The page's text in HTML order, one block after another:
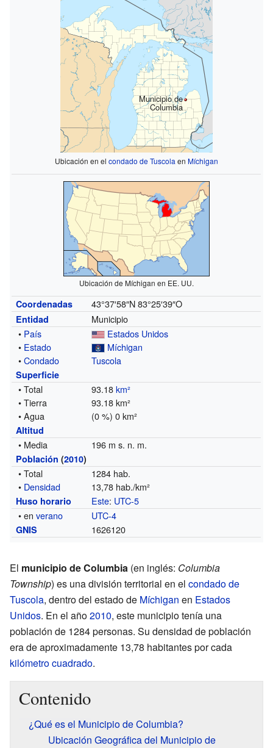
Municipio de
Columbia
Ubicación en el condado de Tuscola en Míchigan
Ubicación de Míchigan en EE. UU.
Coordenadas 43°37′58″N 83°25′39″O
Entidad
Municipio
• País
Estados Unidos
• Estado
Míchigan
•Condado Tuscola
Superficie
• Total 93.18km²
• Tierra
93.18 km²
• Agua
(0 %) 0 km²
Altitud
• Media 196 m s. n. m.
Población (2010)
• Total
1284 hab.
• Densidad 13,78 hab./km²
Huso horario Este: UTC-5
• enverano UTC-4
GNIS 1626120
El municipio de Columbia (en inglés: Columbia
Township) es una división territorial en el condado de
Tuscola, dentro del estado de Míchigan en Estados
Unidos. En el año2010, este municipio tenía una
población de 1284 personas. Su densidad de población
era de aproximadamente 13,78 habitantes por cada
kilómetro cuadrado.
Contenido
¿Qué es el Municipio de Columbia?
Ubicación Geográfica del Municipio de